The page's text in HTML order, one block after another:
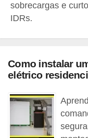
sobrecargas e
IDRs.
Como instalar
elétrico
p
o
n
n
t
e
e